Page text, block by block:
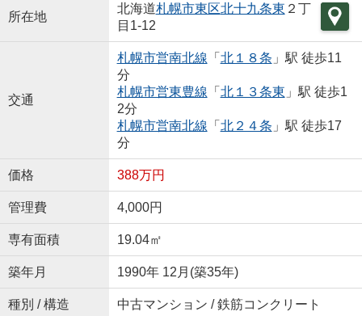
所在地
北海道札幌市東区北十九条東 ２丁
目1-12
交通
札幌市営南北線 「 北１８条 」駅 徒歩11
分
札幌市営東豊線 「 北１３条東 」駅 徒歩1
2分
札幌市営南北線 「 北２４条 」駅 徒歩17
分
価格 388万円
管理費 4,000円
専有面積 19.04㎡
築年月 1990年 12月(築35年)
種別 / 構造 中古マンション / 鉄筋コンクリート